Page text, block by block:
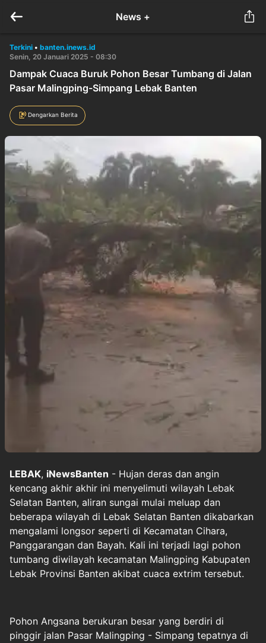
News +
Terkini • banten.inews.id
Senin, 20 Januari 2025 - 08:30
Dampak Cuaca Buruk Pohon Besar Tumbang di Jalan
Pasar Malingping-Simpang Lebak Banten
Dengarkan Berita
LEBAK, iNewsBanten - Hujan deras dan angin
kencang akhir akhir ini menyelimuti wilayah Lebak
Selatan Banten, aliran sungai mulai meluap dan
beberapa wilayah di Lebak Selatan Banten dikabarkan
mengalami longsor seperti di Kecamatan Cihara,
Panggarangan dan Bayah. Kali ini terjadi lagi pohon
tumbang diwilayah kecamatan Malingping Kabupaten
Lebak Provinsi Banten akibat cuaca extrim tersebut.
Pohon Angsana berukuran besar yang berdiri di
pinggir jalan Pasar Malingping - Simpang tepatnya di